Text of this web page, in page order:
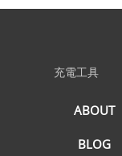
充電工具
ABOUT
BLOG